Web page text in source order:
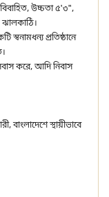
উচ্চতা ৫'৩",
ঝালকাঠি।
স্বনামধন্য প্রতিষ্ঠানে
করে, আদি নিবাস
বাংলাদেশে স্থায়ীভাবে